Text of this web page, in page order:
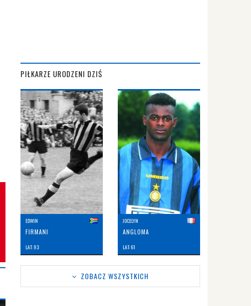
PIŁKARZE URODZENI DZIŚ
EDWIN
FIRMANI
LAT: 93
JOCELYN
ANGLOMA
LAT: 61
ZOBACZ WSZYSTKICH